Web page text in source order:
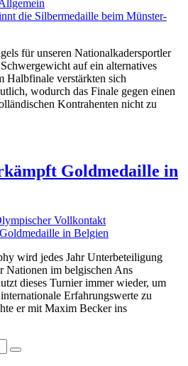
für unseren Nationalkadersportler
auf ein alternatives
Halbfinale verstärkten sich
wodurch das Finale gegen einen
Kontrahenten nicht zu
Goldmedaille in
Vollkontakt
wird jedes Jahr Unterbeteiligung
Nationen im belgischen Ans
dieses Turnier immer wieder, um
Erfahrungswerte zu
er mit Maxim Becker ins